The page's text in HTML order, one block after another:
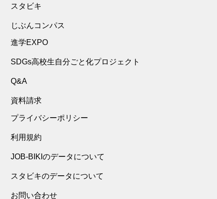
スタビキ
じぶんコンパス
進学EXPO
SDGs高校生自分ごと化プロジェクト
Q&A
資料請求
プライバシーポリシー
利用規約
JOB-BIKIのデータについて
スタビキのデータについて
お問い合わせ